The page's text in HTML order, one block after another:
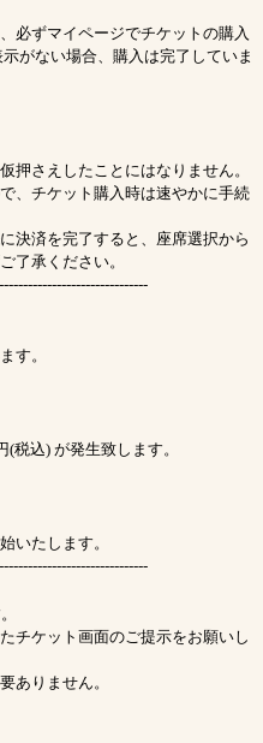
必ずマイページでチケットの購入
がない場合、購入は完了していま
押さえしたことにはなりません。
、チケット購入時は速やかに手続
決済を完了すると、座席選択から
了承ください。
す。
税込) が発生致します。
いたします。
チケット画面のご提示をお願いし
ありません。